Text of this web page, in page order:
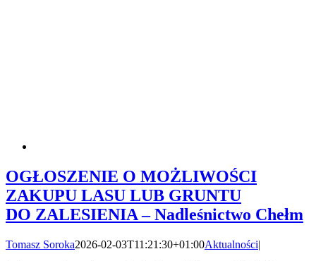
OGŁOSZENIE O MOŻLIWOŚCI
ZAKUPU LASU LUB GRUNTU
DO ZALESIENIA – Nadleśnictwo Chełm
Tomasz Soroka2026-02-03T11:21:30+01:00Aktualności|